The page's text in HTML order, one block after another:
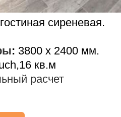
сиреневая.
: 3800 х 2400 мм.
кв.м
расчет